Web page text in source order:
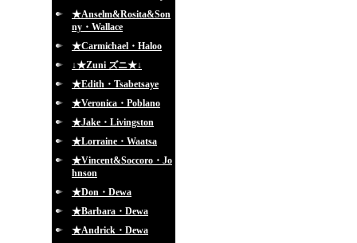
★Anselm&Rosita&Son
ny・Wallace
★Carmichael・Haloo
↓★Zuni ズニ★↓
★Edith・Tsabetsaye
★Veronica・Poblano
★Jake・Livingston
★Lorraine・Waatsa
★Vincent&Soccoro・Jo
hnson
★Don・Dewa
★Barbara・Dewa
★Andrick・Dewa